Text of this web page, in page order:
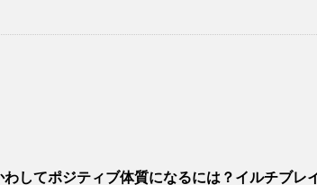
してポジティブ体質になるには？イルチブレ